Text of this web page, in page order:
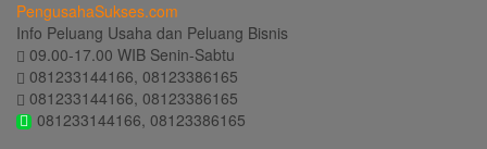
PengusahaSukses.com
Info Peluang Usaha dan Peluang Bisnis
09.00-17.00 WIB Senin-Sabtu
081233144166, 08123386165
081233144166, 08123386165
081233144166, 08123386165